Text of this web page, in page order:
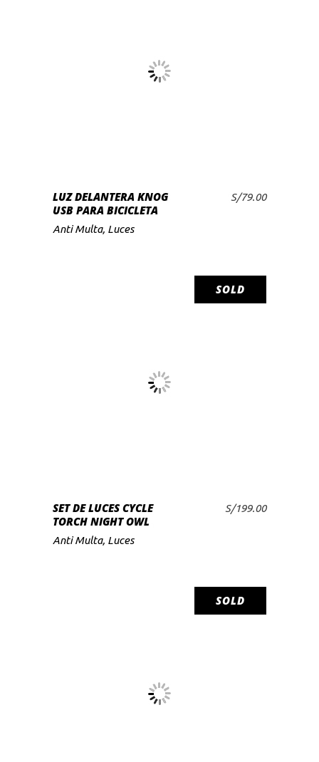
LEER MÁS
LUZ DELANTERA KNOG
USB PARA BICICLETA
S/79.00
Anti Multa, Luces
SOLD
LEER MÁS
SET DE LUCES CYCLE
TORCH NIGHT OWL
S/199.00
Anti Multa, Luces
SOLD
LEER MÁS